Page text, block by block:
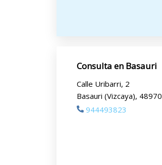
Consulta en Basauri
Calle Uribarri, 2
Basauri (Vizcaya), 48970
944493823